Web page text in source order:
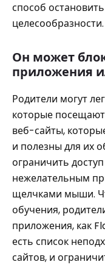
способ
целесообразности.
Он может
приложения
Родители могут
которые
веб-сайты,
и полезны для их
ограничить
нежелательным
щелчками мыши.
обучения,
приложения, как
есть список
сайтов, и